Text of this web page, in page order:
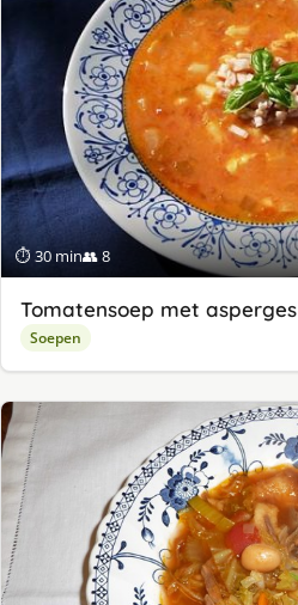
⏱ 30 min👥 8
Tomatensoep met asperges
Soepen